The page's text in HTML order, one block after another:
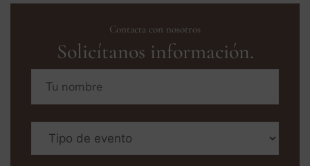
Contacta con nosotros
Solicítanos información.